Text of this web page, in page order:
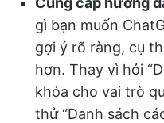
gì bạn muốn
gợi ý rõ ràng, cụ
hơn. Thay vì hỏi
khóa cho vai trò
thử “Danh sách